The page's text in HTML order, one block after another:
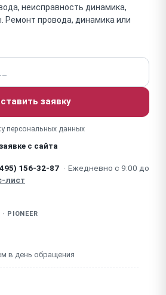
/ сенсорное управление
амбушюры (накладки)
оголовье (дужка), шарнир
/ окисление (TWS,
фон / помехи
неисправность динамика,
Ремонт провода, динамика или
заявку
персональных данных
с сайта
156-32-87 · Ежедневно с 9:00 до
лист
в день обращения